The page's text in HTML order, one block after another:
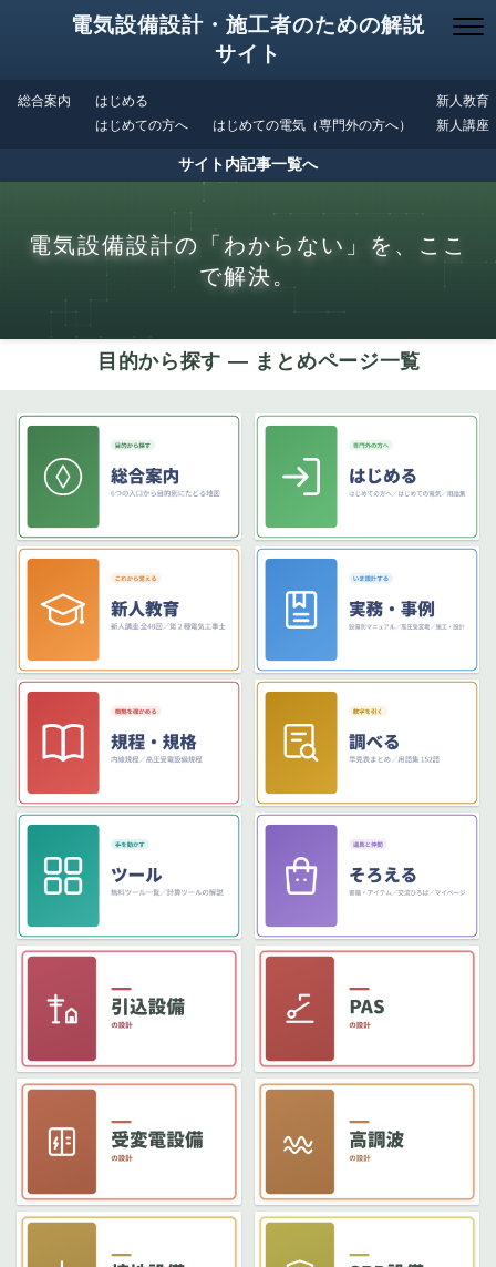
電気設備設計・施工者のための解説
サイト
総合案内
はじめる
はじめての方へ
はじめての電気（専門外の方へ）
新人教育
新人講座
サイト内記事一覧へ
電気設備設計の「わからない」を、ここ
で解決。